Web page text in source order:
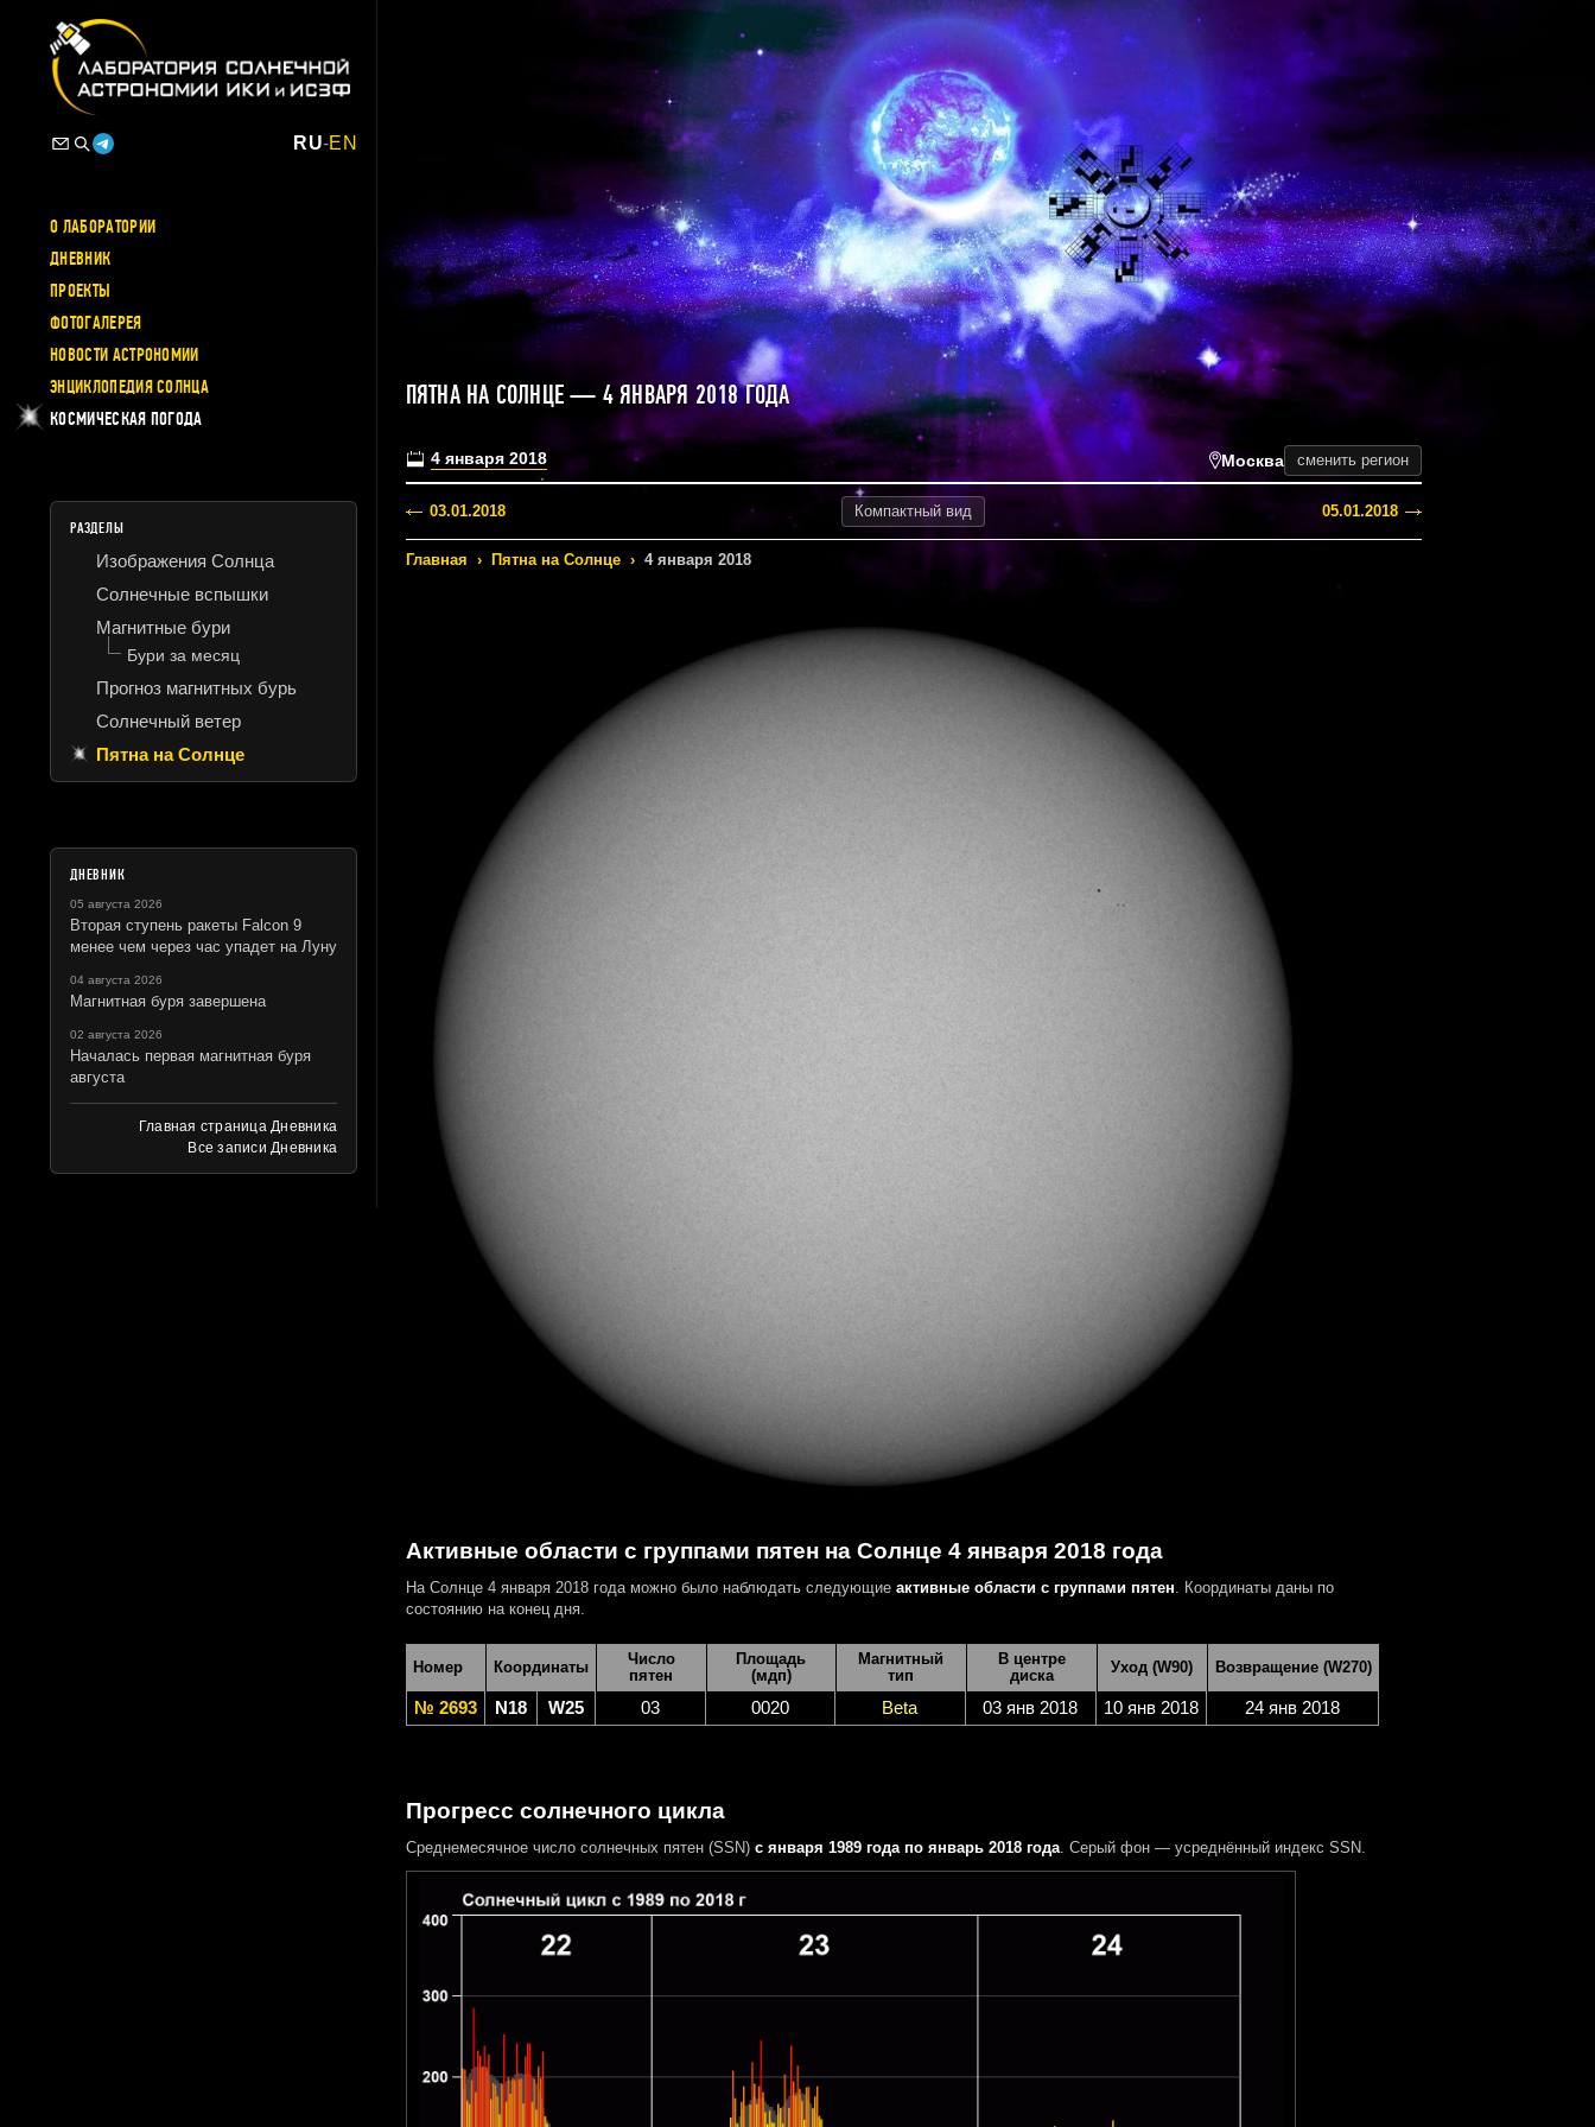
RU-EN
О ЛАБОРАТОРИИ
ДНЕВНИК
ПРОЕКТЫ
ФОТОГАЛЕРЕЯ
НОВОСТИ АСТРОНОМИИ
ЭНЦИКЛОПЕДИЯ СОЛНЦА
КОСМИЧЕСКАЯ ПОГОДА
РАЗДЕЛЫ
Изображения Солнца
Солнечные вспышки
Магнитные бури
Бури за месяц
Прогноз магнитных бурь
Солнечный ветер
Пятна на Солнце
ДНЕВНИК
05 августа 2026
Вторая ступень ракеты Falcon 9
менее чем через час упадет на Луну
04 августа 2026
Магнитная буря завершена
02 августа 2026
Началась первая магнитная буря
августа
Главная страница Дневника
Все записи Дневника
ПЯТНА НА СОЛНЦЕ — 4 ЯНВАРЯ 2018 ГОДА
4 января 2018 Москва сменить регион
03.01.2018 Компактный вид 05.01.2018
Главная › Пятна на Солнце › 4 января 2018
Активные области с группами пятен на Солнце 4 января 2018 года
На Солнце 4 января 2018 года можно было наблюдать следующие активные области с группами пятен . Координаты даны по
состоянию на конец дня.
Номер Координаты
Число
пятен
Площадь
(мдп)
Магнитный
тип
В центре
диска
Уход (W90) Возвращение (W270)
№ 2693 N18 W25 03 0020 Beta 03 янв 2018 10 янв 2018 24 янв 2018
Прогресс солнечного цикла
Среднемесячное число солнечных пятен (SSN) с января 1989 года по январь 2018 года. Серый фон — усреднённый индекс SSN.